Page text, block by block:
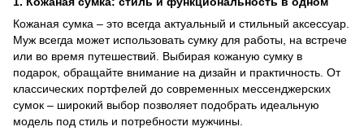
Кожаная сумка – это всегда актуальный и стильный аксессуар.
Муж всегда может использовать сумку для работы, на встрече
или во время путешествий. Выбирая кожаную сумку в
подарок, обращайте внимание на дизайн и практичность. От
классических портфелей до современных мессенджерских
сумок – широкий выбор позволяет подобрать идеальную
модель под стиль и потребности мужчины.